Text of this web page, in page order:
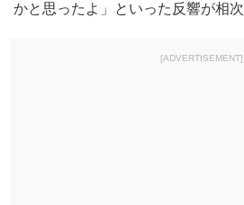
かと思ったよ」といった反響が相次
[ADVERTISEMENT]